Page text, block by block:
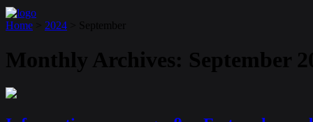
Home 2024 September
Monthly Archives: September